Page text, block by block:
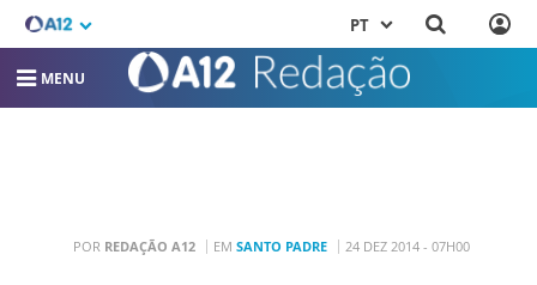
PT
MENU
POR REDAÇÃO A12 EM SANTO PADRE 24 DEZ 2014 - 07H00